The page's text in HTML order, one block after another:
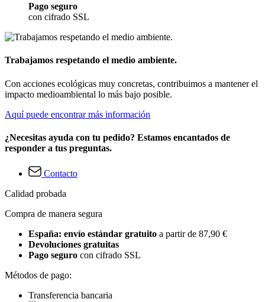
Pago seguro
con cifrado SSL
Trabajamos respetando el medio ambiente.
Con acciones ecológicas muy concretas, contribuimos a mantener el
impacto medioambiental lo más bajo posible.
Aquí puede encontrar más información
¿Necesitas ayuda con tu pedido? Estamos encantados de
responder a tus preguntas.
Contacto
Calidad probada
Compra de manera segura
España: envío estándar gratuito a partir de 87,90 €
Devoluciones gratuitas
Pago seguro con cifrado SSL
Métodos de pago:
Transferencia bancaria